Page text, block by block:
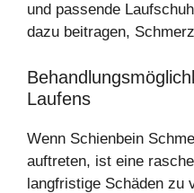
und passende
dazu beitragen,
Laufens
Wenn Schienbein
auftreten, ist eine
langfristige Schäden zu